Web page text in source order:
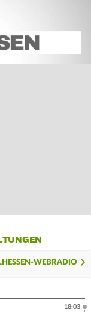
WEBRADIO
18:03